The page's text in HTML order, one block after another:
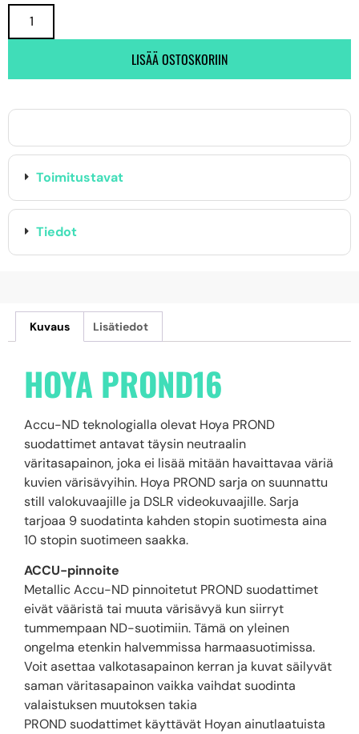
LISÄÄ OSTOSKORIIN
Toimitustavat
Tiedot
Kuvaus Lisätiedot
HOYA PROND16
Accu-ND teknologialla olevat Hoya PROND
suodattimet antavat täysin neutraalin
väritasapainon, joka ei lisää mitään havaittavaa väriä
kuvien värisävyihin. Hoya PROND sarja on suunnattu
still valokuvaajille ja DSLR videokuvaajille. Sarja
tarjoaa 9 suodatinta kahden stopin suotimesta aina
10 stopin suotimeen saakka.
ACCU-pinnoite
Metallic Accu-ND pinnoitetut PROND suodattimet
eivät vääristä tai muuta värisävyä kun siirryt
tummempaan ND-suotimiin. Tämä on yleinen
ongelma etenkin halvemmissa harmaasuotimissa.
Voit asettaa valkotasapainon kerran ja kuvat säilyvät
saman väritasapainon vaikka vaihdat suodinta
valaistuksen muutoksen takia
PROND suodattimet käyttävät Hoyan ainutlaatuista